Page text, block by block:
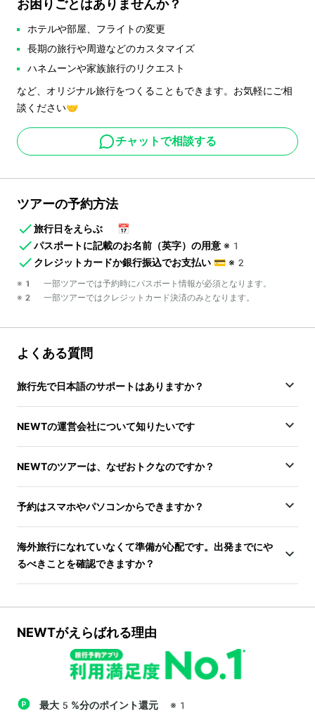
お困りごとはありませんか？
ホテルや部屋、フライトの変更
長期の旅行や周遊などのカスタマイズ
ハネムーンや家族旅行のリクエスト
など、オリジナル旅行をつくることもできます。お気軽にご相
談ください🤝
チャットで相談する
ツアーの予約方法
旅行日をえらぶ
📅
パスポートに記載のお名前（英字）の用意 ※1
クレジットカードか銀行振込でお支払い 💳 ※2
※1 一部ツアーでは予約時にパスポート情報が必須となります。
※2 一部ツアーではクレジットカード決済のみとなります。
よくある質問
旅行先で日本語のサポートはありますか？
NEWTの運営会社について知りたいです
NEWTのツアーは、なぜおトクなのですか？
予約はスマホやパソコンからできますか？
海外旅行になれていなくて準備が心配です。出発までにや
るべきことを確認できますか？
NEWTがえらばれる理由
最大5%分のポイント還元 ※1